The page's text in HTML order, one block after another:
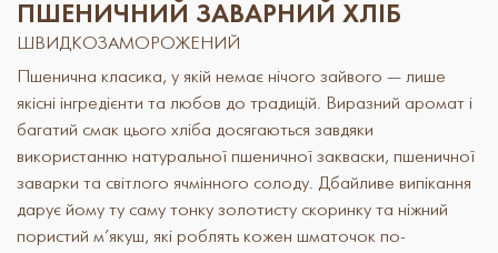
ПШЕНИЧНИЙ ЗАВАРНИЙ ХЛІБ
ШВИДКОЗАМОРОЖЕНИЙ
Пшенична класика, у якій немає нічого зайвого — лише
якісні інгредієнти та любов до традицій. Виразний аромат і
багатий смак цього хліба досягаються завдяки
використанню натуральної пшеничної закваски, пшеничної
заварки та світлого ячмінного солоду. Дбайливе випікання
дарує йому ту саму тонку золотисту скоринку та ніжний
пористий м’якуш, які роблять кожен шматочок по-